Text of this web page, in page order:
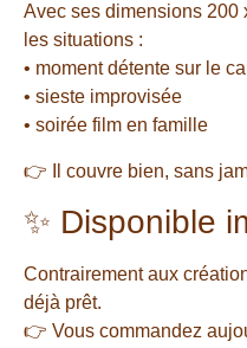
Avec ses dimensions 200
les situations :
• moment détente sur le
• sieste improvisée
• soirée film en famille
👉 Il couvre bien, sans
✨ Disponible
Contrairement aux
déjà prêt.
👉 Vous commandez